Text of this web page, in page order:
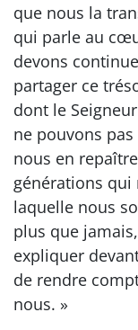
que nous la
qui parle au
devons
partager ce
dont le
ne pouvons
nous en
générations qui
laquelle nous
plus que
expliquer
de rendre
nous. »